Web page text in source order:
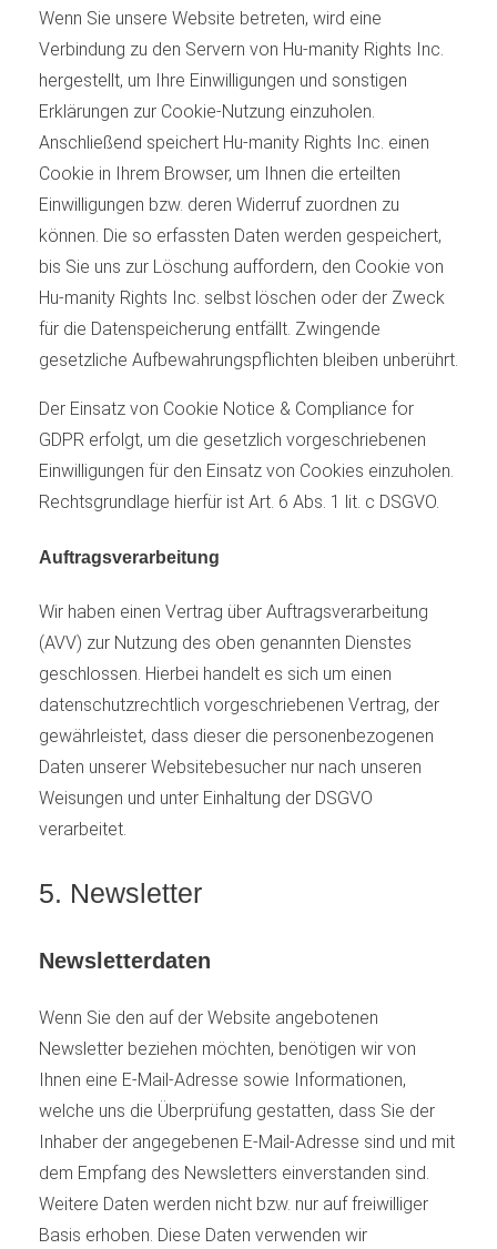
Wenn Sie unsere Website betreten, wird eine
Verbindung zu den Servern von Hu-manity Rights Inc.
hergestellt, um Ihre Einwilligungen und sonstigen
Erklärungen zur Cookie-Nutzung einzuholen.
Anschließend speichert Hu-manity Rights Inc. einen
Cookie in Ihrem Browser, um Ihnen die erteilten
Einwilligungen bzw. deren Widerruf zuordnen zu
können. Die so erfassten Daten werden gespeichert,
bis Sie uns zur Löschung auffordern, den Cookie von
Hu-manity Rights Inc. selbst löschen oder der Zweck
für die Datenspeicherung entfällt. Zwingende
gesetzliche Aufbewahrungspflichten bleiben unberührt.
Der Einsatz von Cookie Notice & Compliance for
GDPR erfolgt, um die gesetzlich vorgeschriebenen
Einwilligungen für den Einsatz von Cookies einzuholen.
Rechtsgrundlage hierfür ist Art. 6 Abs. 1 lit. c DSGVO.
Auftragsverarbeitung
Wir haben einen Vertrag über Auftragsverarbeitung
(AVV) zur Nutzung des oben genannten Dienstes
geschlossen. Hierbei handelt es sich um einen
datenschutzrechtlich vorgeschriebenen Vertrag, der
gewährleistet, dass dieser die personenbezogenen
Daten unserer Websitebesucher nur nach unseren
Weisungen und unter Einhaltung der DSGVO
verarbeitet.
5. Newsletter
Newsletter­daten
Wenn Sie den auf der Website angebotenen
Newsletter beziehen möchten, benötigen wir von
Ihnen eine E-Mail-Adresse sowie Informationen,
welche uns die Überprüfung gestatten, dass Sie der
Inhaber der angegebenen E-Mail-Adresse sind und mit
dem Empfang des Newsletters einverstanden sind.
Weitere Daten werden nicht bzw. nur auf freiwilliger
Basis erhoben. Diese Daten verwenden wir